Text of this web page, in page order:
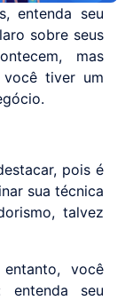
entenda seu
sobre seus
mas
tiver um
pois é
sua técnica
talvez
você
entenda seu